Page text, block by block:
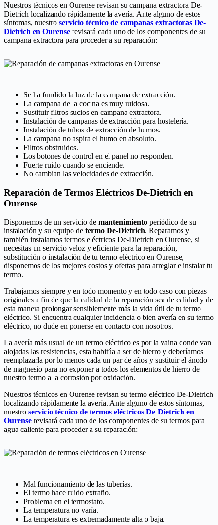
Nuestros técnicos en Ourense revisan su campana extractora De-
Dietrich localizando rápidamente la avería. Ante alguno de estos
síntomas, nuestro servicio técnico de campanas extractoras De-
Dietrich en Ourense revisará cada uno de los componentes de su
campana extractora para proceder a su reparación:
Se ha fundido la luz de la campana de extracción.
La campana de la cocina es muy ruidosa.
Sustituir filtros sucios en campana extractora.
Instalación de campanas de extracción para hostelería.
Instalación de tubos de extracción de humos.
La campana no aspira el humo en absoluto.
Filtros obstruidos.
Los botones de control en el panel no responden.
Fuerte ruido cuando se enciende.
No cambian las velocidades de extracción.
Reparación de Termos Eléctricos De-Dietrich en
Ourense
Disponemos de un servicio de mantenimiento periódico de su
instalación y su equipo de termo De-Dietrich. Reparamos y
también instalamos termos eléctricos De-Dietrich en Ourense, si
necesitas un servicio veloz y eficiente para la reparación,
substitución o instalación de tu termo eléctrico en Ourense,
disponemos de los mejores costos y ofertas para arreglar e instalar tu
termo.
Trabajamos siempre y en todo momento y en todo caso con piezas
originales a fin de que la calidad de la reparación sea de calidad y de
esta manera prolongar sensiblemente más la vida útil de tu termo
eléctrico. Si encuentra cualquier incidencia o bien avería en su termo
eléctrico, no dude en ponerse en contacto con nosotros.
La avería más usual de un termo eléctrico es por la vaina donde van
alojadas las resistencias, esta habitúa a ser de hierro y deberíamos
reemplazarla por lo menos cada un par de años y sustituir el ánodo
de magnesio para no exponer a todos los elementos de hierro de
nuestro termo a la corrosión por oxidación.
Nuestros técnicos en Ourense revisan su termo eléctrico De-Dietrich
localizando rápidamente la avería. Ante alguno de estos síntomas,
nuestro servicio técnico de termos eléctricos De-Dietrich en
Ourense revisará cada uno de los componentes de su termos para
agua caliente para proceder a su reparación:
Mal funcionamiento de las tuberías.
El termo hace ruido extraño.
Problema en el termostato.
La temperatura no varía.
La temperatura es extremadamente alta o baja.